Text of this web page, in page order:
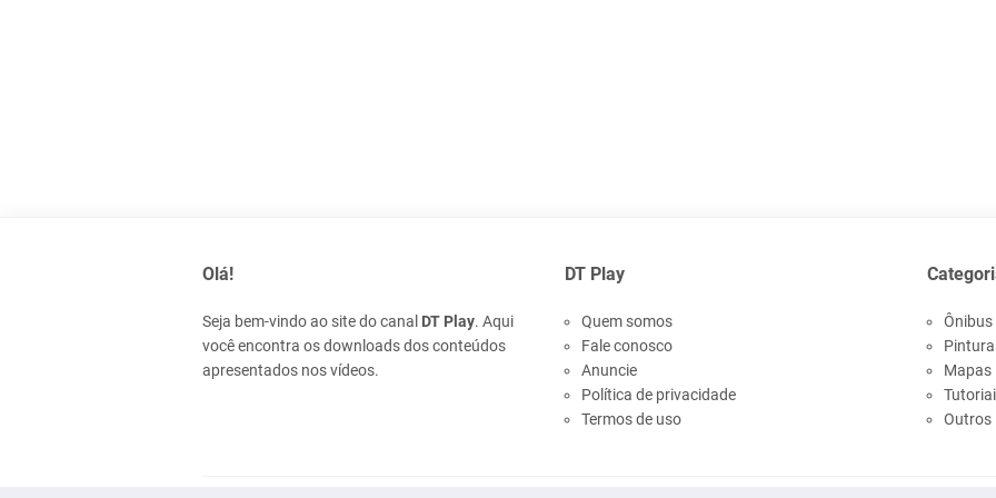
Olá!
Seja bem-vindo ao site do canal DT Play. Aqui
você encontra os downloads dos conteúdos
apresentados nos vídeos.
DT Play
Quem somos
Fale conosco
Anuncie
Política de privacidade
Termos de uso
Ônibus
Mapas
Outros